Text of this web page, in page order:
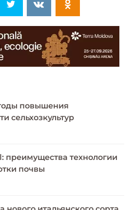
повышения
сельхозкультур
технологии
почвы